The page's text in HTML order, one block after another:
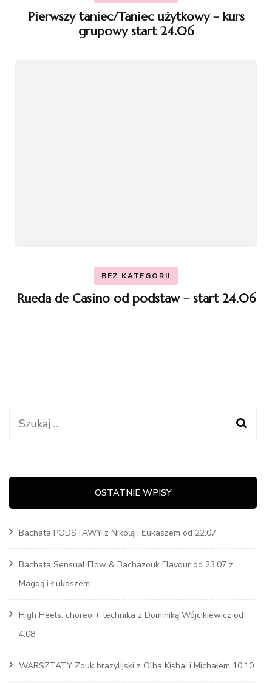
Pierwszy taniec/Taniec użytkowy – kurs
grupowy start 24.06
BEZ KATEGORII
Rueda de Casino od podstaw – start 24.06
Szukaj:
OSTATNIE WPISY
Bachata PODSTAWY z Nikolą i Łukaszem od 22.07
Bachata Sensual Flow & Bachazouk Flavour od 23.07 z
Magdą i Łukaszem
High Heels: choreo + technika z Dominiką Wójcikiewicz od
4.08
WARSZTATY Zouk brazylijski z Olha Kishai i Michałem 10.10